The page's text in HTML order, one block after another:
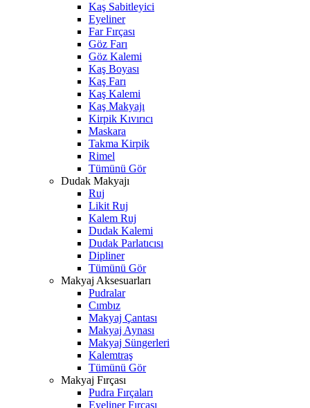
Kaş Sabitleyici
Eyeliner
Far Fırçası
Göz Farı
Göz Kalemi
Kaş Boyası
Kaş Farı
Kaş Kalemi
Kaş Makyajı
Kirpik Kıvırıcı
Maskara
Takma Kirpik
Rimel
Tümünü Gör
Dudak Makyajı
Ruj
Likit Ruj
Kalem Ruj
Dudak Kalemi
Dudak Parlatıcısı
Dipliner
Tümünü Gör
Makyaj Aksesuarları
Pudralar
Cımbız
Makyaj Çantası
Makyaj Aynası
Makyaj Süngerleri
Kalemtraş
Tümünü Gör
Makyaj Fırçası
Pudra Fırçaları
Eyeliner Fırçası